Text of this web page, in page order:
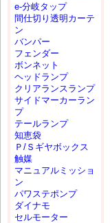
e-分岐タップ
間仕切り透明カーテ
ン
バンパー
フェンダー
ボンネット
ヘッドランプ
クリアランスランプ
サイドマーカーラン
プ
テールランプ
知恵袋
Ｐ/Ｓギヤボックス
触媒
マニュアルミッショ
ン
パワステポンプ
ダイナモ
セルモーター